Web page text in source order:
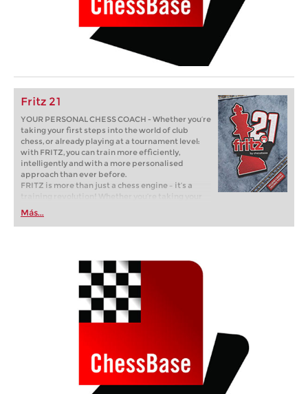
Fritz 21
YOUR PERSONAL CHESS COACH - Whether you’re
taking your first steps into the world of club
chess, or already playing at a tournament level:
with FRITZ, you can train more efficiently,
intelligently and with a more personalised
approach than ever before.
FRITZ is more than just a chess engine – it’s a
training revolution! Whether you’re taking your
first steps into the world of club chess, or already
playing at a tournament level: with FRITZ, you can
train more efficiently, intelligently and with a
Más...